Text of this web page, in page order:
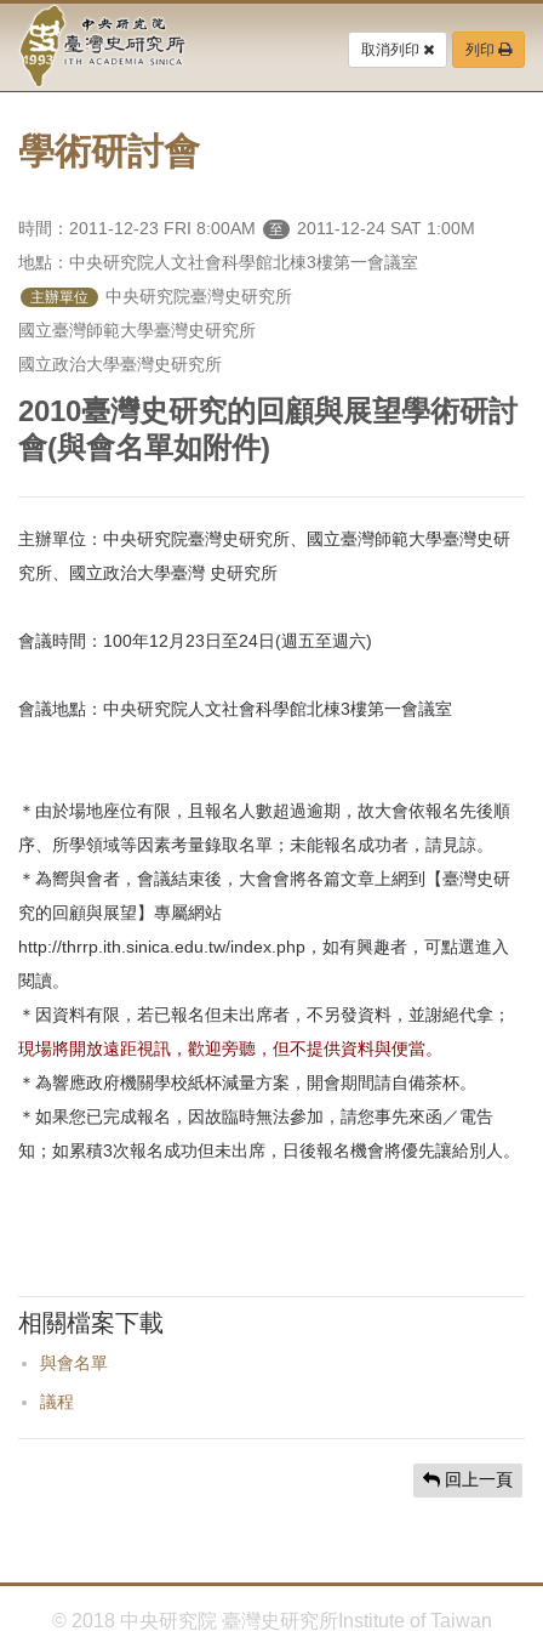
要
中
央
研
究
院-
臺
灣
史
研
究
所-
首
頁
取消列印 列印
學術研討會
時間：2011-12-23 FRI 8:00AM 至
2011-12-24 SAT 1:00M
地點：中央研究院人文社會科學館北棟3樓第一會議室
主辦單位
中央研究院臺灣史研究所
國立臺灣師範大學臺灣史研究所
國立政治大學臺灣史研究所
2010臺灣史研究的回顧與展望學術研討
會(與會名單如附件)
主辦單位：中央研究院臺灣史研究所、國立臺灣師範大學臺灣史研
究所、國立政治大學臺灣 史研究所
會議時間：100年12月23日至24日(週五至週六)
會議地點：中央研究院人文社會科學館北棟3樓第一會議室
＊由於場地座位有限，且報名人數超過逾期，故大會依報名先後順
序、所學領域等因素考量錄取名單；未能報名成功者，請見諒。
＊為嚮與會者，會議結束後，大會會將各篇文章上網到【臺灣史研
究的回顧與展望】專屬網站
http://thrrp.ith.sinica.edu.tw/index.php，如有興趣者，可點選進入
閱讀。
＊因資料有限，若已報名但未出席者，不另發資料，並謝絕代拿；
現場將開放遠距視訊，歡迎旁聽，但不提供資料與便當。
＊為響應政府機關學校紙杯減量方案，開會期間請自備茶杯。
＊如果您已完成報名，因故臨時無法參加，請您事先來函／電告
知；如累積3次報名成功但未出席，日後報名機會將優先讓給別人。
相關檔案下載
與會名單
議程
回上一頁
© 2018 中央研究院 臺灣史研究所Institute of Taiwan